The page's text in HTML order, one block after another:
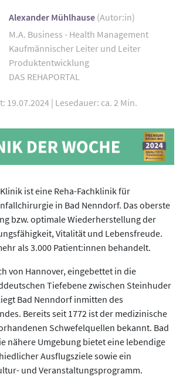
Alexander Mühlhause (Autor:in)
M.A. Business - Health Management
Kaufmännischer Leiter und Leiter
Produktentwicklung
DAS REHAPORTAL
19.07.2024 | Lesedauer: ca. 2 Min.
Klinik ist eine Reha-Fachklinik für
in Bad Nenndorf. Das oberste
bzw. optimale Wiederherstellung der
Vitalität und Lebensfreude.
als 3.000 Patient:innen behandelt.
von Hannover, eingebettet in die
Tiefebene zwischen Steinhuder
Bad Nenndorf inmitten des
Bereits seit 1772 ist der medizinische
Schwefelquellen bekannt. Bad
nähere Umgebung bietet eine lebendige
Ausflugsziele sowie ein
und Veranstaltungs­programm.